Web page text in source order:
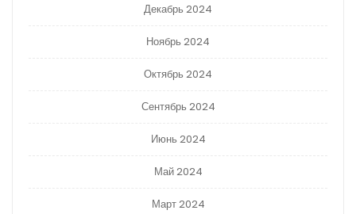
Декабрь 2024
Ноябрь 2024
Октябрь 2024
Сентябрь 2024
Июнь 2024
Май 2024
Март 2024